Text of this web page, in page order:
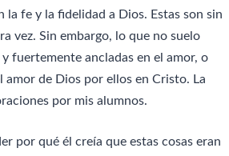
fe y la fidelidad a Dios. Estas son sin
vez. Sin embargo, lo que no suelo
fuertemente ancladas en el amor, o
de Dios por ellos en Cristo. La
por mis alumnos.
por qué él creía que estas cosas eran